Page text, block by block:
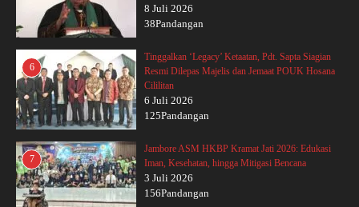
8 Juli 2026
38Pandangan
6
Tinggalkan ‘Legacy’ Ketaatan, Pdt. Sapta Siagian
Resmi Dilepas Majelis dan Jemaat POUK Hosana
Cililitan
6 Juli 2026
125Pandangan
7
Jambore ASM HKBP Kramat Jati 2026: Edukasi
Iman, Kesehatan, hingga Mitigasi Bencana
3 Juli 2026
156Pandangan